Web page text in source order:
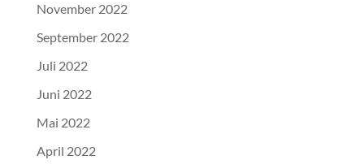
November 2022
September 2022
Juli 2022
Juni 2022
Mai 2022
April 2022